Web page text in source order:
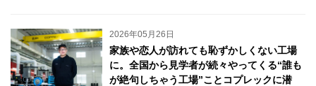
2026年05月26日
家族や恋人が訪れても恥ずかしくない工場
に。全国から見学者が続々やってくる“誰も
が絶句しちゃう工場”ことコプレックに潜